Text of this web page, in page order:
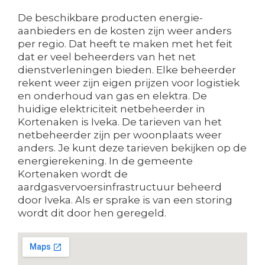
De beschikbare producten energie-
aanbieders en de kosten zijn weer anders
per regio. Dat heeft te maken met het feit
dat er veel beheerders van het net
dienstverleningen bieden. Elke beheerder
rekent weer zijn eigen prijzen voor logistiek
en onderhoud van gas en elektra. De
huidige elektriciteit netbeheerder in
Kortenaken is Iveka. De tarieven van het
netbeheerder zijn per woonplaats weer
anders. Je kunt deze tarieven bekijken op de
energierekening. In de gemeente
Kortenaken wordt de
aardgasvervoersinfrastructuur beheerd
door Iveka. Als er sprake is van een storing
wordt dit door hen geregeld.